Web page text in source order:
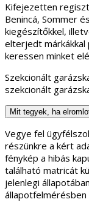
Kifejezetten
Benincá, Sommer
kiegészítőkkel,
elterjedt márkákkal
keressen minket
Szekcionált
szekcionált
Mit tegyek, ha
Vegye fel
részünkre a kért
fénykép a hibás
található matricát
jelenlegi
állapotfelmérésben